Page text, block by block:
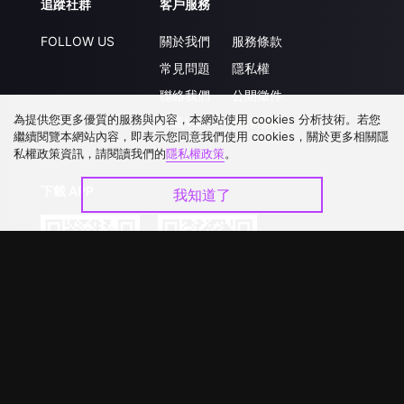
追蹤社群
FOLLOW US
客戶服務
關於我們
常見問題
聯絡我們
升級VIP
服務條款
隱私權
公開徵件
合作洽談
為提供您更多優質的服務與內容，本網站使用 cookies 分析技術。若您
繼續閱覽本網站內容，即表示您同意我們使用 cookies，關於更多相關隱
私權政策資訊，請閱讀我們的隱私權政策。
我知道了